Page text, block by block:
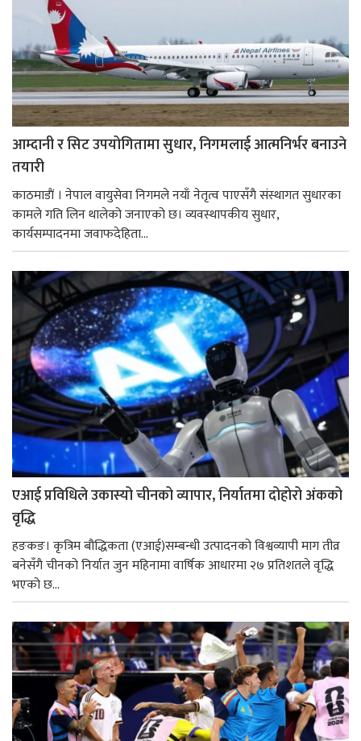
आम्दानी र सिट उपयोगितामा सुधार, निगमलाई आत्मनिर्भर बनाउने
तयारी
काठमाडाैं । नेपाल वायुसेवा निगमले नयाँ नेतृत्व पाएसँगै संस्थागत सुधारका
कामले गति लिन थालेको जनाएको छ। व्यवस्थापकीय सुधार,
कार्यसम्पादनमा जवाफदेहिता...
एआई प्रविधिले उकास्यो चीनको व्यापार, निर्यातमा दोहोरो अंकको
वृद्धि
हङकङ। कृत्रिम बौद्धिकता (एआई)सम्बन्धी उत्पादनको विश्वव्यापी माग तीव्र
बनेसँगै चीनको निर्यात जुन महिनामा वार्षिक आधारमा २७ प्रतिशतले वृद्धि
भएको छ...